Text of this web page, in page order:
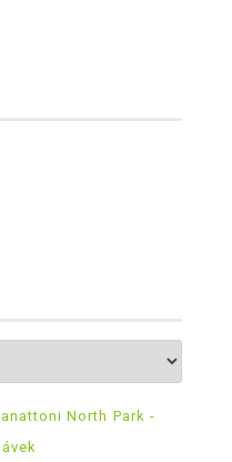
North Park -